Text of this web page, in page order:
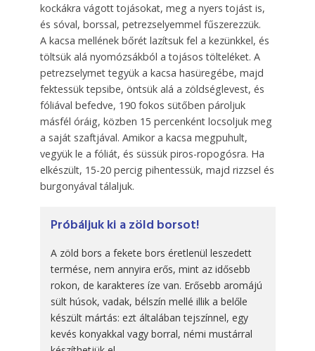
kockákra vágott tojásokat, meg a nyers tojást is,
és sóval, borssal, petrezselyemmel fűszerezzük.
A kacsa mellének bőrét lazítsuk fel a kezünkkel, és
töltsük alá nyomó­zsákból a tojásos tölteléket. A
petrezselymet tegyük a kacsa hasüregébe, majd
fektessük tepsibe, öntsük alá a zöldséglevest, és
fóliával befedve, 190 fokos sütőben pároljuk
másfél óráig, közben 15 percenként locsoljuk meg
a saját szaftjával. Amikor a kacsa megpuhult,
vegyük le a fóliát, és süssük piros-ropogósra. Ha
elkészült, 15-20 percig pihentessük, majd rizzsel és
burgonyával tálaljuk.
Próbáljuk ki a zöld borsot!
A zöld bors a fekete bors éretlenül leszedett
termése, nem annyira erős, mint az idősebb
rokon, de karakteres íze van. Erősebb aromájú
sült húsok, vadak, bélszín mellé illik a belőle
készült mártás: ezt általában tejszínnel, egy
kevés konyakkal vagy borral, némi mustárral